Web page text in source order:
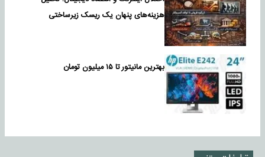
هزینه‌های پنهان یک ریسک زیرساختی
بهترین مانیتور تا ۱۵ میلیون تومان